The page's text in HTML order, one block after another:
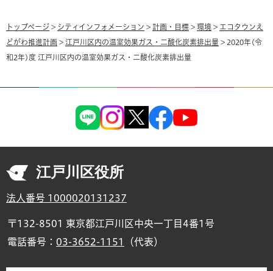
トップページ > シティインフォメーション > 計画・目標 > 環境 > エコタウンえ
どがわ推進計画 > 江戸川区内の温室効果ガス・二酸化炭素排出量 > 2020年(令
和2年)度 江戸川区内の温室効果ガス・二酸化炭素排出量
江戸川区役所
法人番号 1000020131237
〒132-8501 東京都江戸川区中央一丁目4番1号
電話番号： 03-3652-1151 （代表）